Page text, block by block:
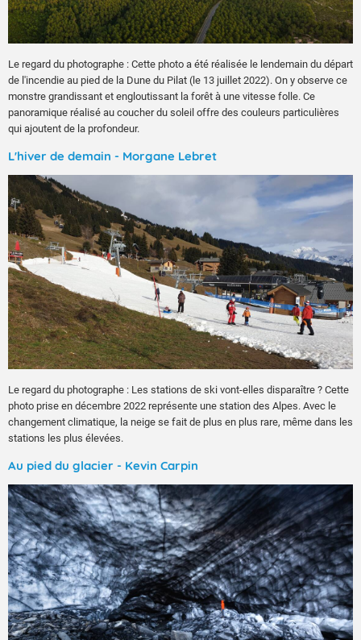
Le regard du photographe : Cette photo a été réalisée le lendemain du départ
de l'incendie au pied de la Dune du Pilat (le 13 juillet 2022). On y observe ce
monstre grandissant et engloutissant la forêt à une vitesse folle. Ce
panoramique réalisé au coucher du soleil offre des couleurs particulières
qui ajoutent de la profondeur.
L'hiver de demain - Morgane Lebret
Le regard du photographe : Les stations de ski vont-elles disparaître ? Cette
photo prise en décembre 2022 représente une station des Alpes. Avec le
changement climatique, la neige se fait de plus en plus rare, même dans les
stations les plus élevées.
Au pied du glacier - Kevin Carpin